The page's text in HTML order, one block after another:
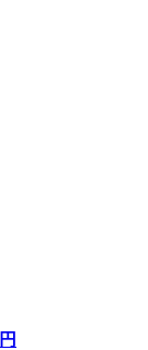
円